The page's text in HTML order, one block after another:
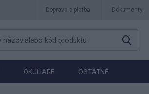
Doprava a platba Dokumenty
OKULIARE OSTATNÉ